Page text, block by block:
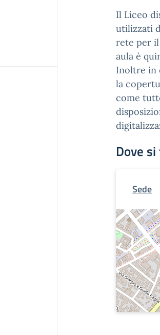
Il Liceo
utilizzati
rete per
aula è
Inoltre in
la
come
Dove
Sede